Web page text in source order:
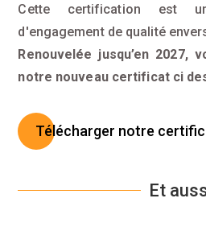
Cette certification est
d'engagement de qualité
Renouvelée jusqu’en 2027,
notre nouveau certificat ci
Télécharger notre
Et